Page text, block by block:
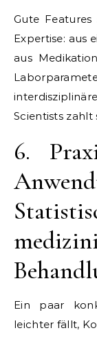
Gute
Expertise: aus
aus
Scientists zahlt
6.
Ein paar
leichter fällt,